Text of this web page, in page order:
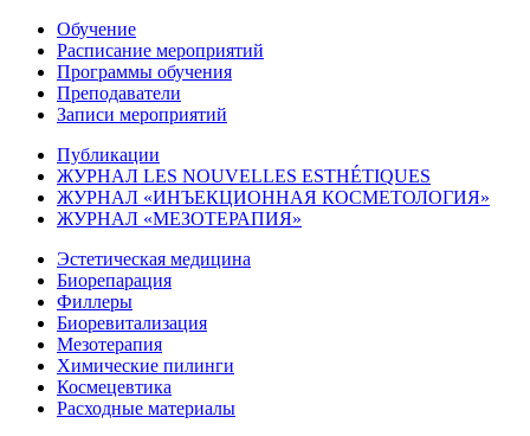
Обучение
Расписание мероприятий
Программы обучения
Преподаватели
Записи мероприятий
Публикации
ЖУРНАЛ LES NOUVELLES ESTHÉTIQUES
ЖУРНАЛ «ИНЪЕКЦИОННАЯ КОСМЕТОЛОГИЯ»
ЖУРНАЛ «МЕЗОТЕРАПИЯ»
Эстетическая медицина
Биорепарация
Филлеры
Биоревитализация
Мезотерапия
Химические пилинги
Космецевтика
Расходные материалы